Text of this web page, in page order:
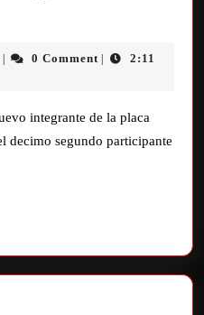
| 0 Comment |
2:11
integrante de la placa
decimo segundo participante